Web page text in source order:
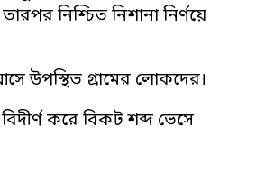
নিশ্চিত নিশানা নির্ণয়ে
উপস্থিত গ্রামের লোকদের।
করে বিকট শব্দ ভেসে